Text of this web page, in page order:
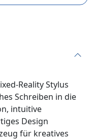
Stylus
Schreiben in die
intuitive
Design
für kreatives